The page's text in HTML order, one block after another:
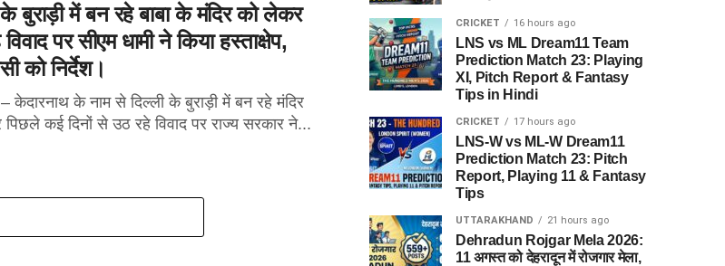
के बुराड़ी में बन रहे बाबा के मंदिर को लेकर
पर सीएम धामी ने किया हस्ताक्षेप,
को निर्देश।
केदारनाथ के नाम से दिल्ली के बुराड़ी में बन रहे मंदिर
कई दिनों से उठ रहे विवाद पर राज्य सरकार ने...
CRICKET 16 hours ago
LNS vs ML Dream11 Team
Prediction Match 23: Playing
XI, Pitch Report & Fantasy
Tips in Hindi
CRICKET 17 hours ago
LNS-W vs ML-W Dream11
Prediction Match 23: Pitch
Report, Playing 11 & Fantasy
Tips
UTTARAKHAND 21 hours ago
Dehradun Rojgar Mela 2026:
11 अगस्त को देहरादून में रोजगार मेला,